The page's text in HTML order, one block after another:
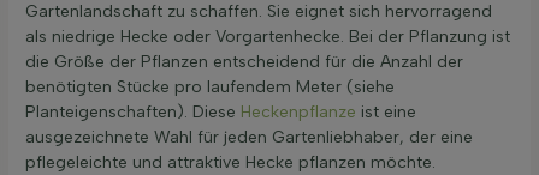
Gartenlandschaft zu schaffen. Sie eignet sich hervorragend
als niedrige Hecke oder Vorgartenhecke. Bei der Pflanzung ist
die Größe der Pflanzen entscheidend für die Anzahl der
benötigten Stücke pro laufendem Meter (siehe
Planteigenschaften). Diese Heckenpflanze ist eine
ausgezeichnete Wahl für jeden Gartenliebhaber, der eine
pflegeleichte und attraktive Hecke pflanzen möchte.